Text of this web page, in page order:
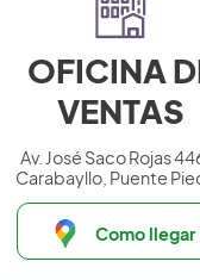
OFICINA
VENTAS
Av. José Saco Rojas
Carabayllo, Puente
Como llegar